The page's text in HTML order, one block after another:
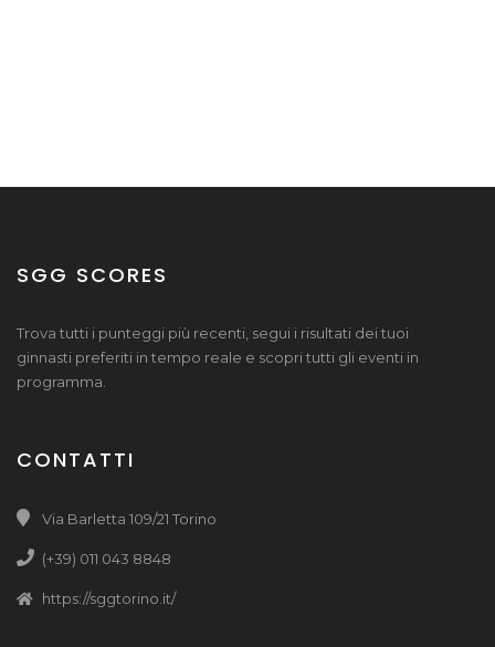
SGG SCORES
Trova tutti i punteggi più recenti, segui i risultati dei tuoi
ginnasti preferiti in tempo reale e scopri tutti gli eventi in
programma.
CONTATTI
Via Barletta 109/21 Torino
(+39) 011 043 8848
https://sggtorino.it/